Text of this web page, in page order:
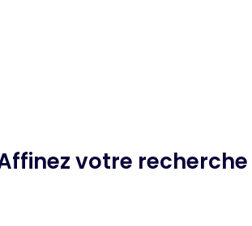
votre recherche